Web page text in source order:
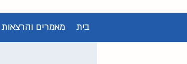
בית מאמרים והרצאות